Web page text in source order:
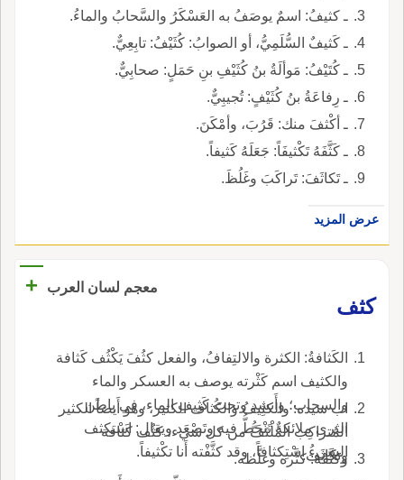
ـ كثيفُ: اسمٌ يوصَفُ به العَسْكَرُ والسَّحابُ والماءُ.
ـ كَثيفٌ السُّلَمِيُّ، أو الصوابُ: كُثَيْفُ: تابِعِيٌّ.
ـ كُتَيْفُ: مَوألَةُ بنُ كُثَيْفِ بنِ حَمَلٍ: صحابِيٌّ.
ـ رِفاعَةُ بنُ كُثَيْفٍ: تُجيبِيٌّ.
ـ أكْثفَ منك: قَرُبَ، وأمْكَنَ.
ـ كَثَّفَهُ تَكْثيفَاً: جَعَلَهُ كَثيفاً.
ـ تَكاثَفَ: تَراكَبَ وغَلُظَ.
عرض المزيد
معجم لسان العرب
+
كثف
الكَثافةُ: الكثرة والالتِفافُ، والفعل كثُفَ يَكْثُف كَثافة
والكثيف اسم كَثْرته يوصف به العسكر والماء
والسحاب؛ وأَنشد وتحتَ كَثِيفِ الماء، في باطن
الثرى ملائكةٌ تَنْحَطُّ فيه وتَصْعَد ويقال: اسْتكثف
الشيءُ اسْتِكثافاً، وقد كثَّفْته أَنا تكْثيفاً.
اب سيده: والكثِيفُ والكُثاف الكثير، وهو أَيضاً الكثير
المُتراكِب المُلْتَفُّ من كل شيء، كثُف كَثافة
وتكاثَف.
وكثَّفه: كثَّره وغلَّظه.